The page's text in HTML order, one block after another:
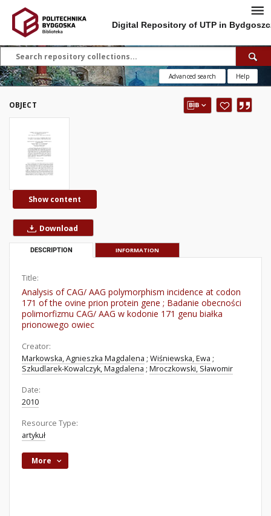
Digital Repository of UTP in
Advanced search Help
OBJECT
Show content
Download
DESCRIPTION INFORMATION
Title:
Analysis of CAG/ AAG polymorphism incidence at codon
171 of the ovine prion protein gene ; Badanie obecności
polimorfizmu CAG/ AAG w kodonie 171 genu białka
prionowego owiec
Creator:
Markowska, Agnieszka Magdalena ; Wiśniewska, Ewa ;
Szkudlarek-Kowalczyk, Magdalena ; Mroczkowski, Sławomir
Date:
2010
Resource Type:
artykuł
More